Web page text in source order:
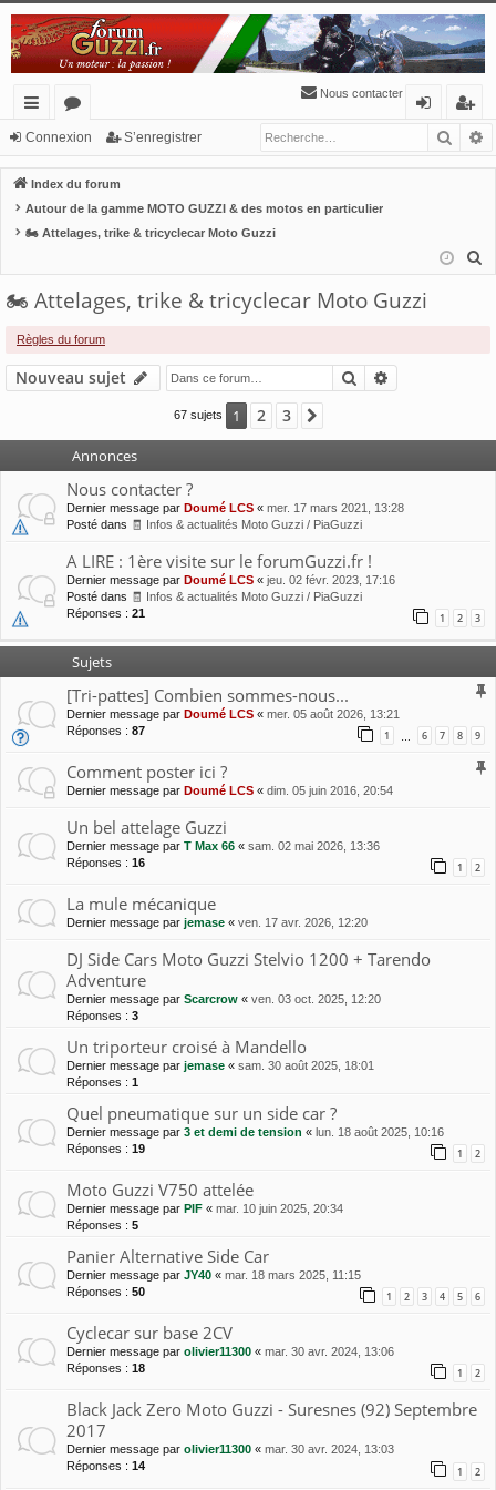
cc
ès
ra
pi
de
or
u
m
s
Nous contacter
n
o
n
’e
nr
re
Connexion S’enregistrer
Index du forum
Autour de la gamme MOTO GUZZI & des motos en particulier
🏍 Attelages, trike & tricyclecar Moto Guzzi
🏍 Attelages, trike & tricyclecar Moto Guzzi
Règles du forum
Nouveau sujet Rechercher
67 sujets 1 2 3
Annonces
Nous contacter ?
Dernier message par Doumé LCS « mer. 17 mars 2021, 13:28
Posté dans 🧾 Infos & actualités Moto Guzzi / PiaGuzzi
A LIRE : 1ère visite sur le forumGuzzi.fr !
Dernier message par Doumé LCS « jeu. 02 févr. 2023, 17:16
Posté dans 🧾 Infos & actualités Moto Guzzi / PiaGuzzi
Réponses : 21 1 2 3
Sujets
[Tri-pattes] Combien sommes-nous...
Dernier message par Doumé LCS « mer. 05 août 2026, 13:21
Réponses : 87 1 … 6 7 8 9
Comment poster ici ?
Dernier message par Doumé LCS « dim. 05 juin 2016, 20:54
Un bel attelage Guzzi
Dernier message par T Max 66 « sam. 02 mai 2026, 13:36
Réponses : 16 1 2
La mule mécanique
Dernier message par jemase « ven. 17 avr. 2026, 12:20
DJ Side Cars Moto Guzzi Stelvio 1200 + Tarendo
Adventure
Dernier message par Scarcrow « ven. 03 oct. 2025, 12:20
Réponses : 3
Un triporteur croisé à Mandello
Dernier message par jemase « sam. 30 août 2025, 18:01
Réponses : 1
Quel pneumatique sur un side car ?
Dernier message par 3 et demi de tension « lun. 18 août 2025, 10:16
Réponses : 19 1 2
Moto Guzzi V750 attelée
Dernier message par PIF « mar. 10 juin 2025, 20:34
Réponses : 5
Panier Alternative Side Car
Dernier message par JY40 « mar. 18 mars 2025, 11:15
Réponses : 50 1 2 3 4 5 6
Cyclecar sur base 2CV
Dernier message par olivier11300 « mar. 30 avr. 2024, 13:06
Réponses : 18 1 2
Black Jack Zero Moto Guzzi - Suresnes (92) Septembre
2017
Dernier message par olivier11300 « mar. 30 avr. 2024, 13:03
Réponses : 14 1 2